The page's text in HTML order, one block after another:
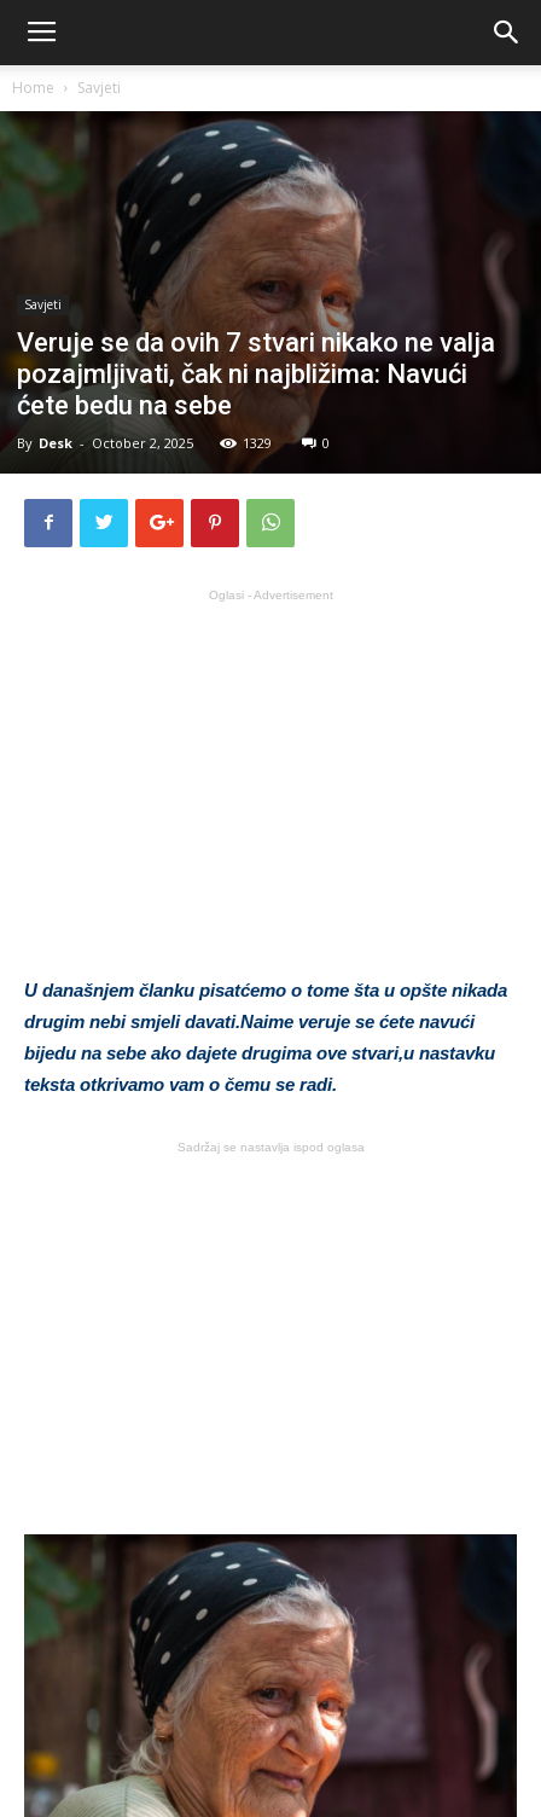
Home Savjeti
Savjeti
Veruje se da ovih 7 stvari nikako ne valja
pozajmljivati, čak ni najbližima: Navući
ćete bedu na sebe
By Desk - October 2, 2025 1329 0
Oglasi - Advertisement
U današnjem članku pisatćemo o tome šta u opšte nikada
drugim nebi smjeli davati.Naime veruje se ćete navući
bijedu na sebe ako dajete drugima ove stvari,u nastavku
teksta otkrivamo vam o čemu se radi.
Sadržaj se nastavlja ispod oglasa